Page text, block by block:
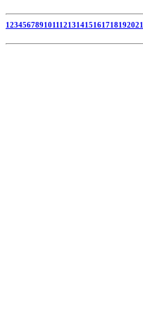
123456789101112131415161718192021